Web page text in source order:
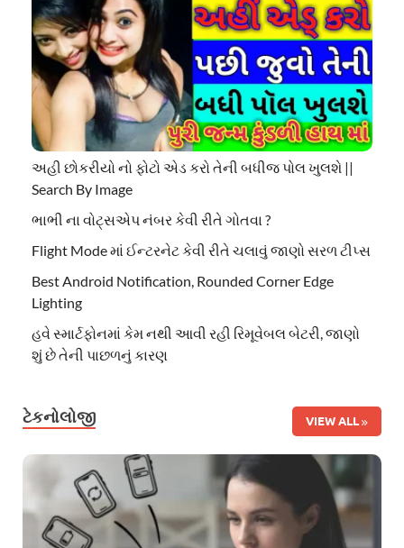
અહી છોકરીયો નો ફોટો એડ કરો તેની બધીજ પોલ ખુલશે ||
Search By Image
ભાભી ના વોટ્સએપ નંબર કેવી રીતે ગોતવા ?
Flight Mode માં ઈન્ટરનેટ કેવી રીતે ચલાવું જાણો સરળ ટીપ્સ
Best Android Notification, Rounded Corner Edge
Lighting
હવે સ્માર્ટફોનમાં કેમ નથી આવી રહી રિમૂવેબલ બેટરી, જાણો
શું છે તેની પાછળનું કારણ
ટેકનોલોજી VIEW ALL